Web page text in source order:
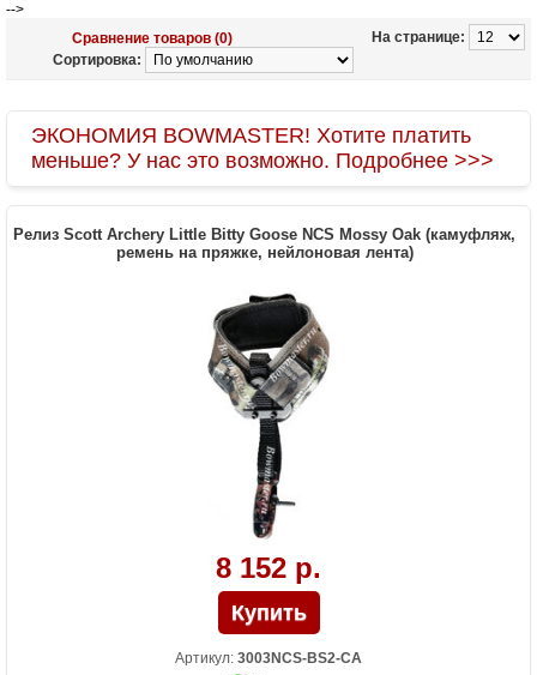
-->
На странице:
Сравнение товаров (0)
Сортировка:
ЭКОНОМИЯ BOWMASTER! Хотите платить
меньше? У нас это возможно. Подробнее >>>
Релиз Scott Archery Little Bitty Goose NCS Mossy Oak (камуфляж,
ремень на пряжке, нейлоновая лента)
8 152 р.
Артикул: 3003NCS-BS2-CA